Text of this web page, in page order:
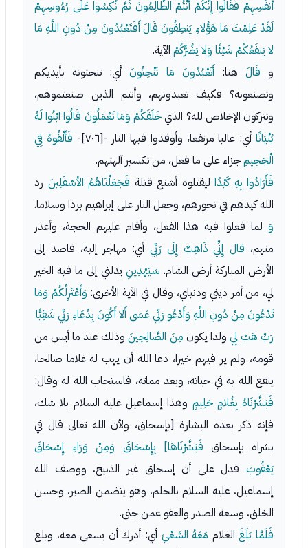
أَنفُسِهِمْ فَقَالُوا إِنَّكُمْ أَنْتُمْ الظَّالِمُونَ ثُمَّ نُكِسُوا عَلَى رُءُوسِهِمْ
لَقَدْ عَلِمْتَ مَا هَؤُلاءِ يَنطِقُونَ قَالَ أَفَتَعْبُدُونَ مِنْ دُونِ اللَّهِ مَا
لا يَنفَعُكُمْ شَيْئًا وَلا يَضُرُّكُمْ الآية.
و قَالَ هنا:أَتَعْبُدُونَ مَا تَنْحِتُونَأي: تنحتونه بأيديكم
وتصنعونه؟ فكيف تعبدونهم، وأنتم الذين صنعتموهم،
وتتركون الإخلاص لله؟ الذيخَلَقَكُمْ وَمَا تَعْمَلُونَ قَالُوا ابْنُوا لَهُ
بُنْيَانًاأي: عاليا مرتفعا، وأوقدوا فيها النار -[٧٠٦]-
فَأَلْقُوهُ فِي
الْجَحِيمِجزاء على ما فعل، من تكسير آلهتهم.
فَأَرَادُوا بِهِ كَيْدًا ليقتلوه أشنع قتلة فَجَعَلْنَاهُمُ الأسْفَلِينَ رد
الله كيدهم في نحورهم، وجعل النار على إبراهيم بردا وسلاما.
وَ لما فعلوا فيه هذا الفعل، وأقام عليهم الحجة، وأعذر
منهم، قال إِنِّي ذَاهِبٌ إِلَى رَبِّي أي: مهاجر إليه، قاصد إلى
الأرض المباركة أرض الشام. سَيَهْدِينِ يدلني إلى ما فيه الخير
لي، من أمر ديني ودنياي، وقال في الآية الأخرى: وَأَعْتَزِلُكُمْ وَمَا
تَدْعُونَ مِنْ دُونِ اللَّهِ وَأَدْعُو رَبِّي عَسَى أَلا أَكُونَ بِدُعَاءِ رَبِّي شَقِيًّا
رَبِّ هَبْ لِي ولدا يكون مِنَ الصَّالِحِينَوذلك عند ما أيس من
قومه، ولم ير فيهم خيرا، دعا الله أن يهب له غلاما صالحا،
ينفع الله به في حياته، وبعد مماته، فاستجاب الله له وقال:
فَبَشَّرْنَاهُ بِغُلامٍ حَلِيمٍ وهذا إسماعيل عليه السلام بلا شك،
فإنه ذكر بعده البشارة [بإسحاق، ولأن الله تعالى قال في
بشراه بإسحاق فَبَشَّرْنَاهَا] بِإِسْحَاقَ وَمِنْ وَرَاءِ إِسْحَاقَ
يَعْقُوبَ فدل على أن إسحاق غير الذبيح، ووصف الله
إسماعيل، عليه السلام بالحلم، وهو يتضمن الصبر، وحسن
الخلق، وسعة الصدر والعفو عمن جنى.
فَلَمَّا بَلَغَالغلام مَعَهُ السَّعْيَ أي: أدرك أن يسعى معه، وبلغ